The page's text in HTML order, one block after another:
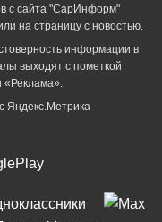
с сайта "СарИнформ"
на страницу с новостью.
информации в
выходят с пометкой
Яндекс.Метрика